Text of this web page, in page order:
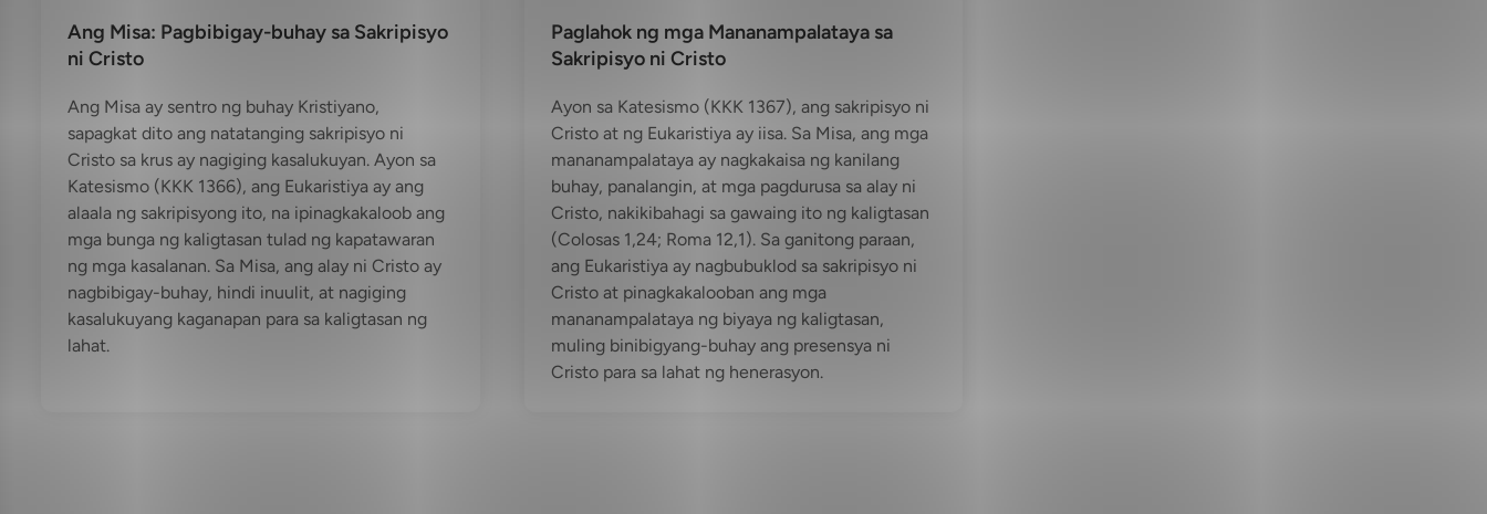
Ang Misa: Pagbibigay-buhay sa Sakripisyo
ni Cristo
Ang Misa ay sentro ng buhay Kristiyano,
sapagkat dito ang natatanging sakripisyo ni
Cristo sa krus ay nagiging kasalukuyan. Ayon sa
Katesismo (KKK 1366), ang Eukaristiya ay ang
alaala ng sakripisyong ito, na ipinagkakaloob ang
mga bunga ng kaligtasan tulad ng kapatawaran
ng mga kasalanan. Sa Misa, ang alay ni Cristo ay
nagbibigay-buhay, hindi inuulit, at nagiging
kasalukuyang kaganapan para sa kaligtasan ng
lahat.
Paglahok ng mga Mananampalataya sa
Sakripisyo ni Cristo
Ayon sa Katesismo (KKK 1367), ang sakripisyo ni
Cristo at ng Eukaristiya ay iisa. Sa Misa, ang mga
mananampalataya ay nagkakaisa ng kanilang
buhay, panalangin, at mga pagdurusa sa alay ni
Cristo, nakikibahagi sa gawaing ito ng kaligtasan
(Colosas 1,24; Roma 12,1). Sa ganitong paraan,
ang Eukaristiya ay nagbubuklod sa sakripisyo ni
Cristo at pinagkakalooban ang mga
mananampalataya ng biyaya ng kaligtasan,
muling binibigyang-buhay ang presensya ni
Cristo para sa lahat ng henerasyon.